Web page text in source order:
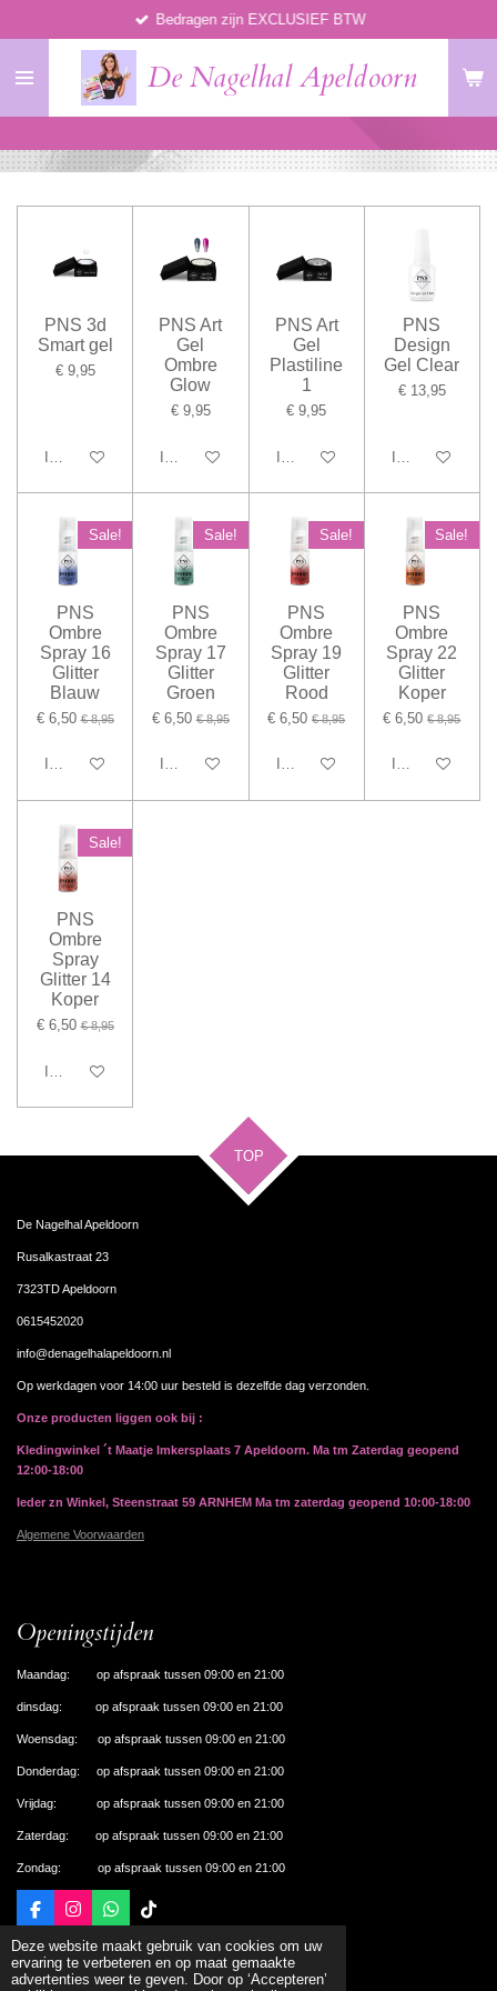
Deze website maakt gebruik van cookies om uw
ervaring te verbeteren en op maat gemaakte
advertenties weer te geven. Door op ‘Accepteren’
naar
hoofdinhoud
De Nagelhal Apeldoorn
Bedragen zijn EXCLUSIEF BTW
PNS 3d
Smart gel
€ 9,95
In winkelwagen
PNS Art
Gel
Ombre
Glow
€ 9,95
In winkelwagen
PNS Art
Gel
Plastiline
1
€ 9,95
In winkelwagen
PNS
Design
Gel Clear
€ 13,95
In winkelwagen
Sale!
PNS
Ombre
Spray 16
Glitter
Blauw
€ 6,50 € 8,95
In winkelwagen
Sale!
PNS
Ombre
Spray 17
Glitter
Groen
€ 6,50 € 8,95
In winkelwagen
Sale!
PNS
Ombre
Spray 19
Glitter
Rood
€ 6,50 € 8,95
In winkelwagen
Sale!
PNS
Ombre
Spray 22
Glitter
Koper
€ 6,50 € 8,95
In winkelwagen
Sale!
PNS
Ombre
Spray
Glitter 14
Koper
€ 6,50 € 8,95
In winkelwagen
TOP
De Nagelhal Apeldoorn
Rusalkastraat 23
7323TD Apeldoorn
0615452020
info@denagelhalapeldoorn.nl
Op werkdagen voor 14:00 uur besteld is dezelfde dag verzonden.
Onze producten liggen ook bij :
Kledingwinkel ´t Maatje Imkersplaats 7 Apeldoorn. Ma tm Zaterdag geopend
12:00-18:00
Ieder zn Winkel, Steenstraat 59 ARNHEM Ma tm zaterdag geopend 10:00-18:00
Algemene Voorwaarden
Openingstijden
Maandag: op afspraak tussen 09:00 en 21:00
dinsdag: op afspraak tussen 09:00 en 21:00
Woensdag: op afspraak tussen 09:00 en 21:00
Donderdag: op afspraak tussen 09:00 en 21:00
Vrijdag: op afspraak tussen 09:00 en 21:00
Zaterdag: op afspraak tussen 09:00 en 21:00
Zondag: op afspraak tussen 09:00 en 21:00
F
c
e
b
I
s
t
a
W
a
t
s
T
k
T
o
© 2024 De Nagelhal Apeldoorn
Powered byJouwWeb